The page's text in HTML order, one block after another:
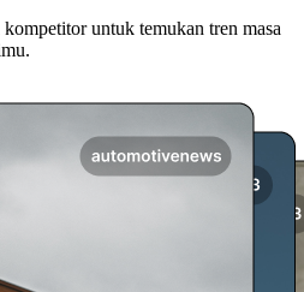
untuk temukan tren masa